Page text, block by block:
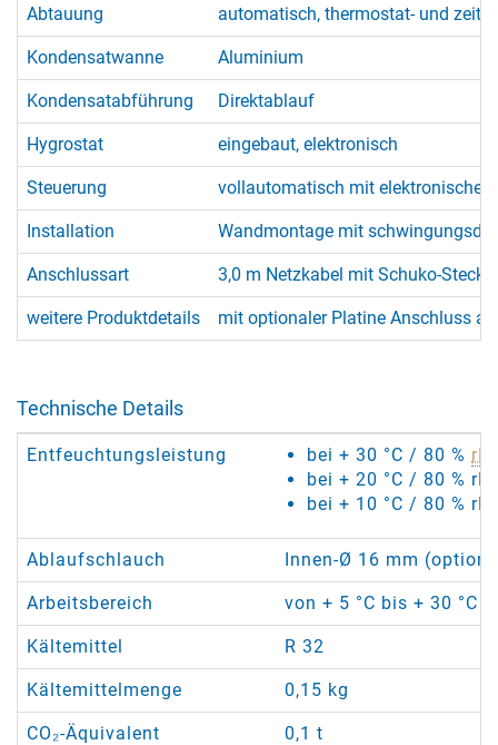
Abtauung automatisch, thermostat- und
Kondensatwanne Aluminium
Kondensatabführung Direktablauf
Hygrostat eingebaut, elektronisch
Steuerung vollautomatisch mit elektronischer
Installation Wandmontage mit
Anschlussart 3,0 m Netzkabel mit Schuko-Stecker
weitere Produktdetails mit optionaler Platine Anschluss
Technische Details
Entfeuchtungsleistung bei + 30 °C / 80 % rF
bei + 20 °C / 80 %
bei + 10 °C / 80 %
Ablaufschlauch Innen-Ø 16 mm
Arbeitsbereich von + 5 °C bis + 30 °C
Kältemittel R 32
Kältemittelmenge 0,15 kg
CO₂-Äquivalent 0,1 t